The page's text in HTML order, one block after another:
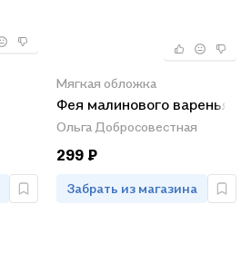
Мягкая обложка
Фея малинового варенья
Ольга Добросовестная
299 ₽
Забрать из магазина